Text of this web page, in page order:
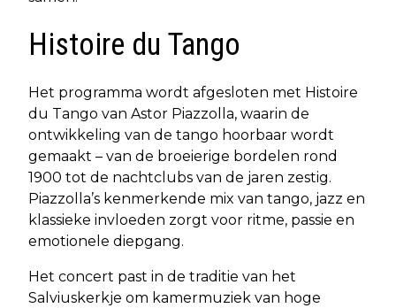
Histoire du Tango
Het programma wordt afgesloten met Histoire
du Tango van Astor Piazzolla, waarin de
ontwikkeling van de tango hoorbaar wordt
gemaakt – van de broeierige bordelen rond
1900 tot de nachtclubs van de jaren zestig.
Piazzolla’s kenmerkende mix van tango, jazz en
klassieke invloeden zorgt voor ritme, passie en
emotionele diepgang.
Het concert past in de traditie van het
Salviuskerkje om kamermuziek van hoge